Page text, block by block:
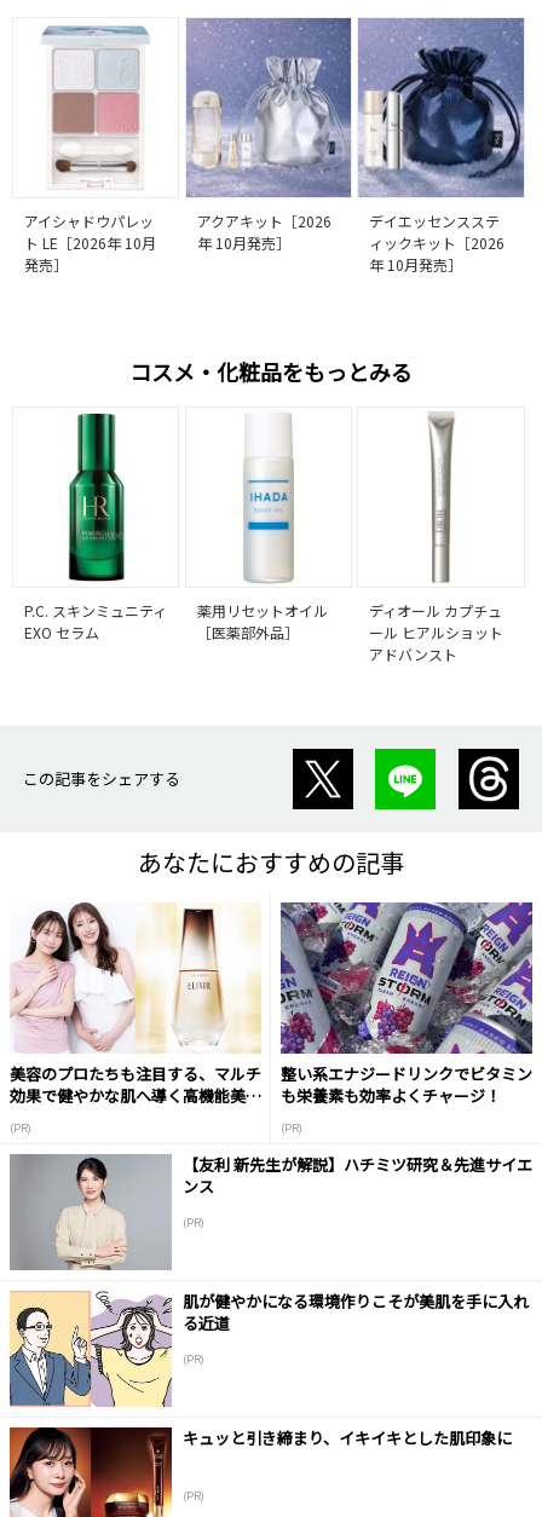
アイシャドウパレッ
ト LE［2026年 10月
発売］
アクアキット［2026
年 10月発売］
デイエッセンスステ
ィックキット［2026
年 10月発売］
コスメ・化粧品をもっとみる
P.C. スキンミュニティ
EXO セラム
薬用リセットオイル
［医薬部外品］
ディオール カプチュ
ール ヒアルショット
アドバンスト
この記事をシェアする
あなたにおすすめの記事
美容のプロたちも注目する、マルチ
効果で健やかな肌へ導く高機能美容
(PR)
整い系エナジードリンクでビタミン
も栄養素も効率よくチャージ！
(PR)
【友利 新先生が解説】ハチミツ研究＆先進サイエ
ンス
(PR)
肌が健やかになる環境作りこそが美肌を手に入れ
る近道
(PR)
キュッと引き締まり、イキイキとした肌印象に
(PR)